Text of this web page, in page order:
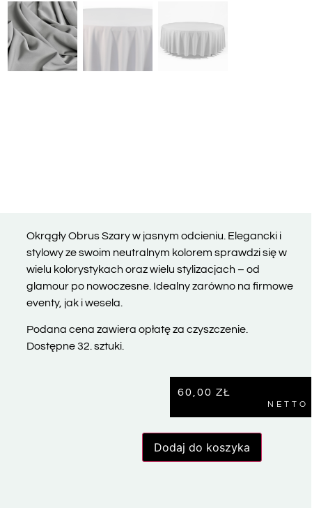
Okrągły Obrus Szary w jasnym odcieniu. Elegancki i
stylowy ze swoim neutralnym kolorem sprawdzi się w
wielu kolorystykach oraz wielu stylizacjach – od
glamour po nowoczesne. Idealny zarówno na firmowe
eventy, jak i wesela.
Podana cena zawiera opłatę za czyszczenie.
Dostępne 32. sztuki.
60,00 ZŁ
NETTO
Dodaj do koszyka